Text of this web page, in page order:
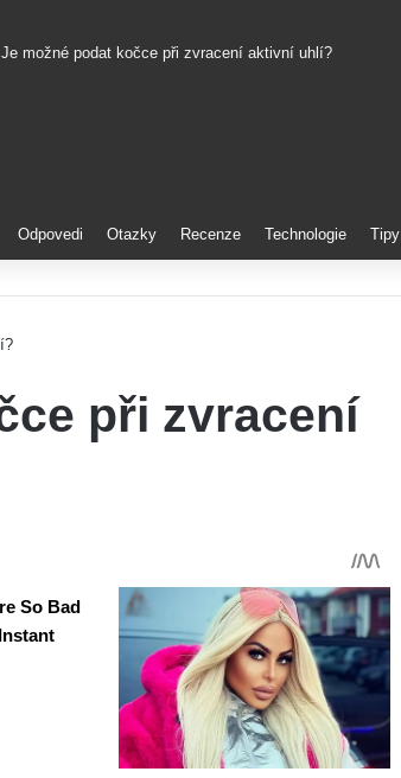
Je možné podat kočce při zvracení aktivní uhlí?
Odpovedi Otazky Recenze Technologie Tipy
při zvracení